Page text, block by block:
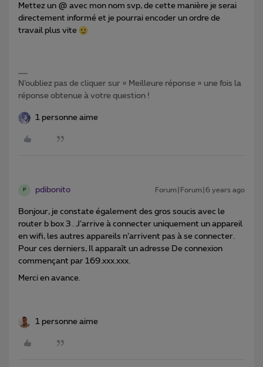
Mettez un @ avec mon nom svp, de cette manière je serai
directement informé et je pourrai encoder un ordre de
travail plus vite
N’oubliez pas de cliquer sur « Meilleure réponse » une fois la
réponse obtenue à votre question !
1 personne aime
P pdibonito Forum|Forum|6 years ago
Bonjour, je constate également des gros soucis avec le
router b box 3 . J’arrive à connecter uniquement un appareil
en wifi, les autres appareils n’arrivent pas à se connecter.
Pour ces derniers, Il apparaît un adresse De connexion
commençant par 169.xxx.xxx.
Merci en avance.
1 personne aime